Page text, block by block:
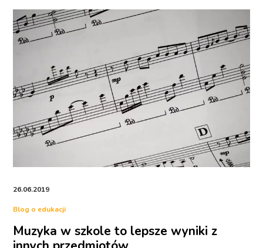
26.06.2019
Blog o edukacji
Muzyka w szkole to lepsze wyniki z